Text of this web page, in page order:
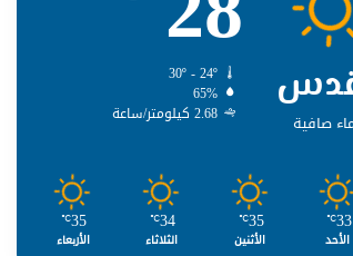
صافية
30º - 24º
65%
2.68 كيلومتر/ساعة
33
℃
الأحد
35
℃
الأثنين
34
℃
الثلاثاء
35
℃
الأربعاء